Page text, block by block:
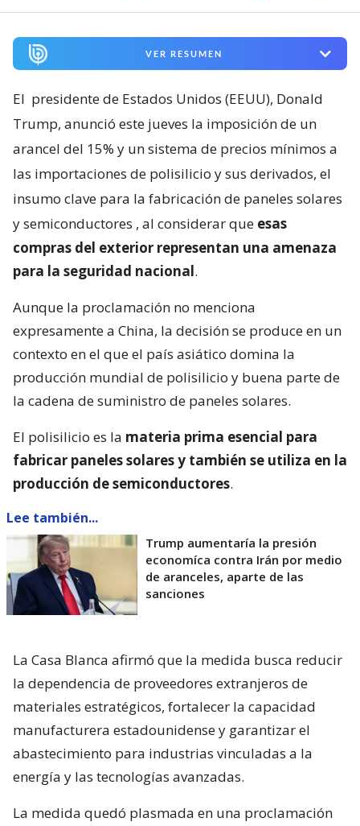
VER RESUMEN
El presidente de Estados Unidos (EEUU), Donald
Trump, anunció este jueves la imposición de un
arancel del 15% y un sistema de precios mínimos a
las importaciones de polisilicio y sus derivados, el
insumo clave para la fabricación de paneles solares
y semiconductores , al considerar que esas
compras del exterior representan una amenaza
para la seguridad nacional.
Aunque la proclamación no menciona
expresamente a China, la decisión se produce en un
contexto en el que el país asiático domina la
producción mundial de polisilicio y buena parte de
la cadena de suministro de paneles solares.
El polisilicio es la materia prima esencial para
fabricar paneles solares y también se utiliza en la
producción de semiconductores.
Lee también...
Trump aumentaría la presión
economíca contra Irán por medio
de aranceles, aparte de las
sanciones
La Casa Blanca afirmó que la medida busca reducir
la dependencia de proveedores extranjeros de
materiales estratégicos, fortalecer la capacidad
manufacturera estadounidense y garantizar el
abastecimiento para industrias vinculadas a la
energía y las tecnologías avanzadas.
La medida quedó plasmada en una proclamación